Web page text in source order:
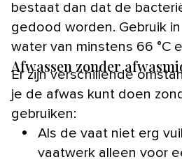
bestaat dan dat de
gedood worden. Gebruik
water van minstens 66 °C
Afwassen zonder
Er zijn verschillende
je de afwas kunt doen
gebruiken:
Als de vaat niet erg
vaatwerk alleen voor